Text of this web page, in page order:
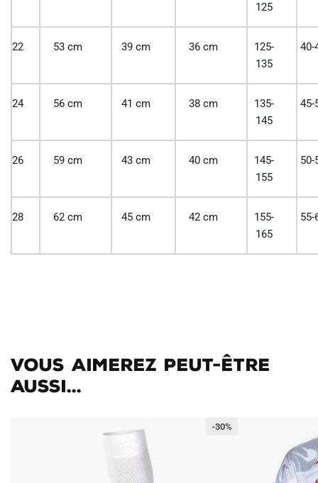
125
22 53 cm 39 cm 36 cm
125-
135
40-
24 56 cm 41 cm 38 cm
135-
145
45-
26 59 cm 43 cm 40 cm
145-
155
50-
28 62 cm 45 cm 42 cm
155-
165
55-
Vous aimerez peut-être
aussi...
-30%